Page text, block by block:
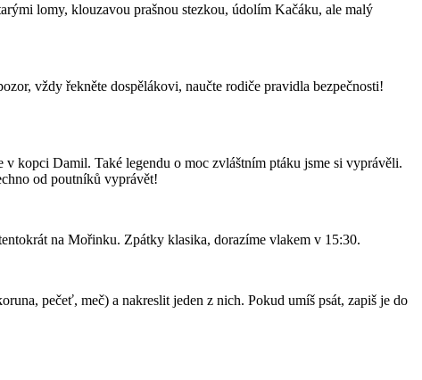
lomy, klouzavou prašnou stezkou, údolím Kačáku, ale malý
vždy řekněte dospělákovi, naučte rodiče pravidla bezpečnosti!
kopci Damil. Také legendu o moc zvláštním ptáku jsme si vyprávěli.
od poutníků vyprávět!
na Mořinku. Zpátky klasika, dorazíme vlakem v 15:30.
pečeť, meč) a nakreslit jeden z nich. Pokud umíš psát, zapiš je do